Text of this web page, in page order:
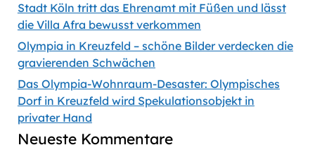
Stadt Köln tritt das Ehrenamt mit Füßen und lässt
die Villa Afra bewusst verkommen
Olympia in Kreuzfeld – schöne Bilder verdecken die
gravierenden Schwächen
Das Olympia-Wohnraum-Desaster: Olympisches
Dorf in Kreuzfeld wird Spekulationsobjekt in
privater Hand
Neueste Kommentare